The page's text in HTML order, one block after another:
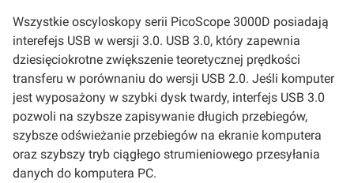
Wszystkie oscyloskopy serii PicoScope 3000D posiadają
interefejs USB w wersji 3.0. USB 3.0, który zapewnia
dziesięciokrotne zwiększenie teoretycznej prędkości
transferu w porównaniu do wersji USB 2.0. Jeśli komputer
jest wyposażony w szybki dysk twardy, interfejs USB 3.0
pozwoli na szybsze zapisywanie długich przebiegów,
szybsze odświeżanie przebiegów na ekranie komputera
oraz szybszy tryb ciągłego strumieniowego przesyłania
danych do komputera PC.